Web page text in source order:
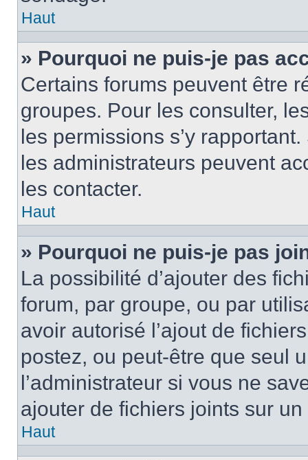
Haut
» Pourquoi ne puis-je pas
Certains forums peuvent être
groupes. Pour les consulter,
les permissions s’y
les administrateurs peuvent
les contacter.
Haut
» Pourquoi ne puis-je pas
La possibilité d’ajouter des
forum, par groupe, ou par
avoir autorisé l’ajout de
postez, ou peut-être que seul
l’administrateur si vous ne
ajouter de fichiers joints sur un
Haut